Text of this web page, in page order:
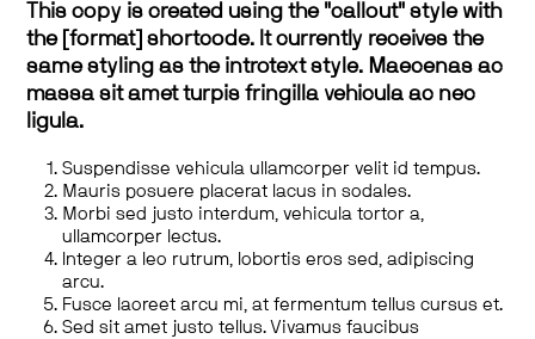
This copy is created using the "callout" style with
the [format] shortcode. It currently receives the
same styling as the introtext style. Maecenas ac
massa sit amet turpis fringilla vehicula ac nec
ligula.
Suspendisse vehicula ullamcorper velit id tempus.
Mauris posuere placerat lacus in sodales.
Morbi sed justo interdum, vehicula tortor a,
ullamcorper lectus.
Integer a leo rutrum, lobortis eros sed, adipiscing
arcu.
Fusce laoreet arcu mi, at fermentum tellus cursus et.
Sed sit amet justo tellus. Vivamus faucibus